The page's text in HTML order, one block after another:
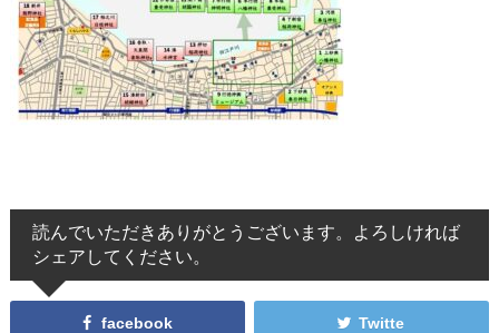
読んでいただきありがとうございます。よろしければ
シェアしてください。
facebook Twitte